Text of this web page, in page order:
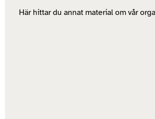
Här hittar du annat material om vår